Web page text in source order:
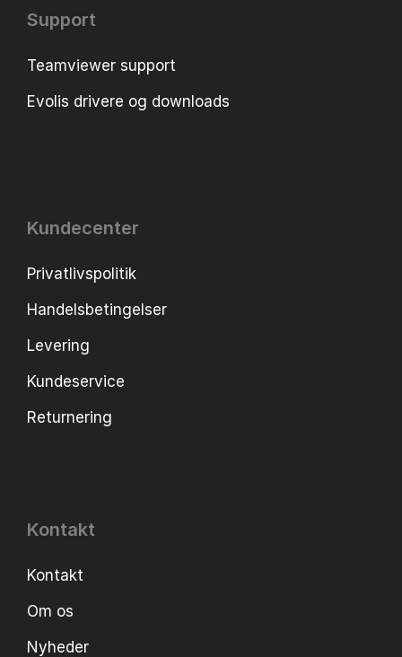
Support
Teamviewer support
Evolis drivere og downloads
Kundecenter
Privatlivspolitik
Handelsbetingelser
Levering
Kundeservice
Returnering
Kontakt
Kontakt
Om os
Nyheder